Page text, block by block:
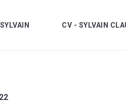
CV - SYLVAIN